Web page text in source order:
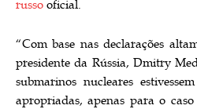
russo oficial.
“Com base nas declarações
presidente da Rússia, Dmitry
submarinos nucleares
apropriadas, apenas para o caso